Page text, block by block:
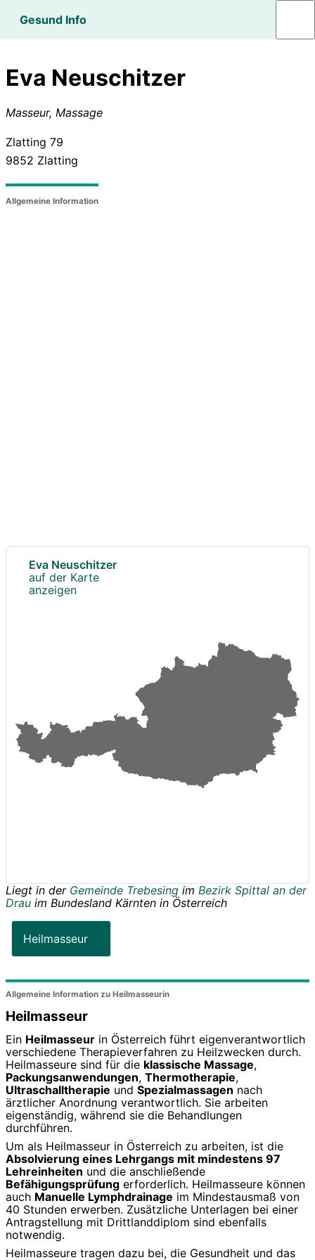
Gesund Info
Eva Neuschitzer
Masseur, Massage
Zlatting 79
9852 Zlatting
Allgemeine Information
Eva Neuschitzer
auf der Karte
anzeigen
Liegt in der Gemeinde Trebesing im Bezirk Spittal an der
Drau im Bundesland Kärnten in Österreich
Heilmasseur
Allgemeine Information zu Heilmasseurin
Heilmasseur
Ein Heilmasseur in Österreich führt eigenverantwortlich
verschiedene Therapieverfahren zu Heilzwecken durch.
Heilmasseure sind für die klassische Massage,
Packungsanwendungen, Thermotherapie,
Ultraschalltherapie und Spezialmassagen nach
ärztlicher Anordnung verantwortlich. Sie arbeiten
eigenständig, während sie die Behandlungen
durchführen.
Um als Heilmasseur in Österreich zu arbeiten, ist die
Absolvierung eines Lehrgangs mit mindestens 97
Lehreinheiten und die anschließende
Befähigungsprüfung erforderlich. Heilmasseure können
auch Manuelle Lymphdrainage im Mindestausmaß von
40 Stunden erwerben. Zusätzliche Unterlagen bei einer
Antragstellung mit Drittlanddiplom sind ebenfalls
notwendig.
Heilmasseure tragen dazu bei, die Gesundheit und das